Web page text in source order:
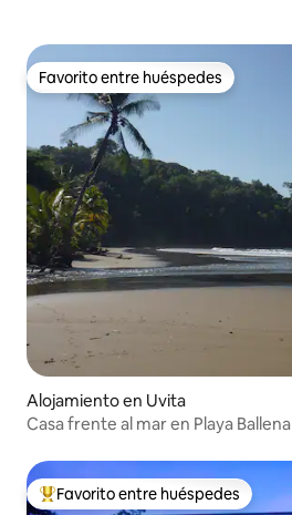
Favorito entre huéspedes
Favorito entre huéspedes
Alojamiento en Uvita
Casa frente al mar en Playa Ballena
Favorito entre huéspedes preferido
Favorito entre huéspedes